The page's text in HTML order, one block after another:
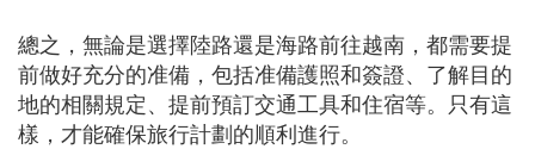
總之，無論是選擇陸路還是海路前往越南，都需要提
前做好充分的准備，包括准備護照和簽證、了解目的
地的相關規定、提前預訂交通工具和住宿等。只有這
樣，才能確保旅行計劃的順利進行。